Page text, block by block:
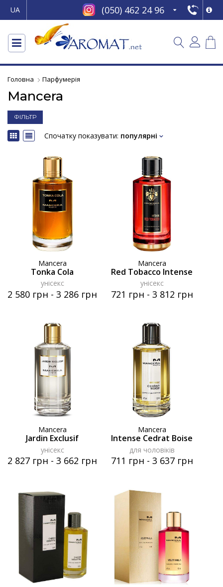
UA (050) 462 24 96
Головна Парфумерія
Mancera
ФІЛЬТР
Спочатку показувати: популярні
Mancera
Tonka Cola
унісекс
2 580 грн - 3 286 грн
Mancera
Red Tobacco Intense
унісекс
721 грн - 3 812 грн
Mancera
Jardin Exclusif
унісекс
2 827 грн - 3 662 грн
Mancera
Intense Cedrat Boise
для чоловіків
711 грн - 3 637 грн